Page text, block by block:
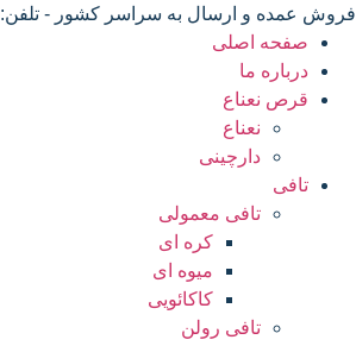
فروش عمده و ارسال به سراسر کشور - تلفن: ۴۲۴۸۵۵۹۰-۰۴۱
صفحه اصلی
درباره ما
قرص نعناع
نعناع
دارچینی
تافی
تافی معمولی
کره ای
میوه ای
کاکائویی
تافی رولن